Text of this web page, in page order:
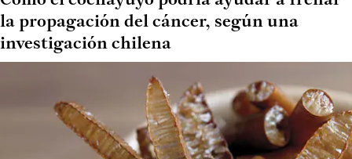
la propagación del cáncer, según una
investigación chilena